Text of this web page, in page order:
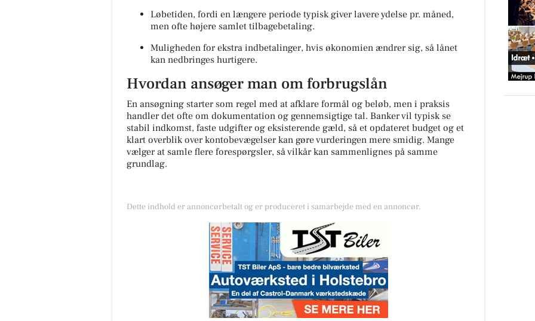
Løbetiden, fordi en længere periode typisk giver lavere ydelse pr. måned,
men ofte højere samlet tilbagebetaling.
Muligheden for ekstra indbetalinger, hvis økonomien ændrer sig, så lånet
kan nedbringes hurtigere.
Hvordan ansøger man om forbrugslån
En ansøgning starter som regel med at afklare formål og beløb, men i praksis
handler det ofte om dokumentation og gennemsigtige tal. Banker vil typisk se
stabil indkomst, faste udgifter og eksisterende gæld, så et opdateret budget og et
klart overblik over kontobevægelser kan gøre vurderingen mere smidig. Mange
vælger at samle flere forespørgsler, så vilkår kan sammenlignes på samme
grundlag.
Dette indhold er annoncørbetalt og er produceret i samarbejde med en annoncør.